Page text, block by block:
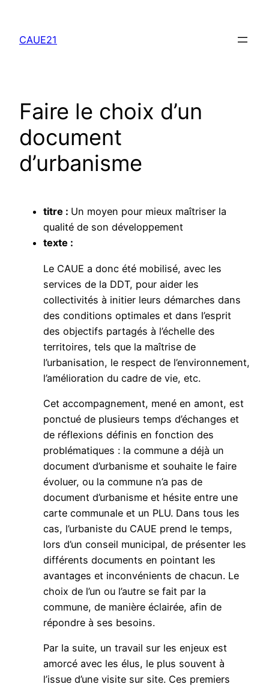
contenu
CAUE21
Faire le choix d’un
document
d’urbanisme
titre : Un moyen pour mieux maîtriser la
qualité de son développement
texte :
Le CAUE a donc été mobilisé, avec les
services de la DDT, pour aider les
collectivités à initier leurs démarches dans
des conditions optimales et dans l’esprit
des objectifs partagés à l’échelle des
territoires, tels que la maîtrise de
l’urbanisation, le respect de l’environnement,
l’amélioration du cadre de vie, etc.
Cet accompagnement, mené en amont, est
ponctué de plusieurs temps d’échanges et
de réflexions définis en fonction des
problématiques : la commune a déjà un
document d’urbanisme et souhaite le faire
évoluer, ou la commune n’a pas de
document d’urbanisme et hésite entre une
carte communale et un PLU. Dans tous les
cas, l’urbaniste du CAUE prend le temps,
lors d’un conseil municipal, de présenter les
différents documents en pointant les
avantages et inconvénients de chacun. Le
choix de l’un ou l’autre se fait par la
commune, de manière éclairée, afin de
répondre à ses besoins.
Par la suite, un travail sur les enjeux est
amorcé avec les élus, le plus souvent à
l’issue d’une visite sur site. Ces premiers